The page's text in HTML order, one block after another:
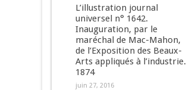
L’illustration journal
universel n° 1642.
Inauguration, par le
maréchal de Mac-Mahon,
de l’Exposition des Beaux-
Arts appliqués à l’industrie.
1874
juin 27, 2016